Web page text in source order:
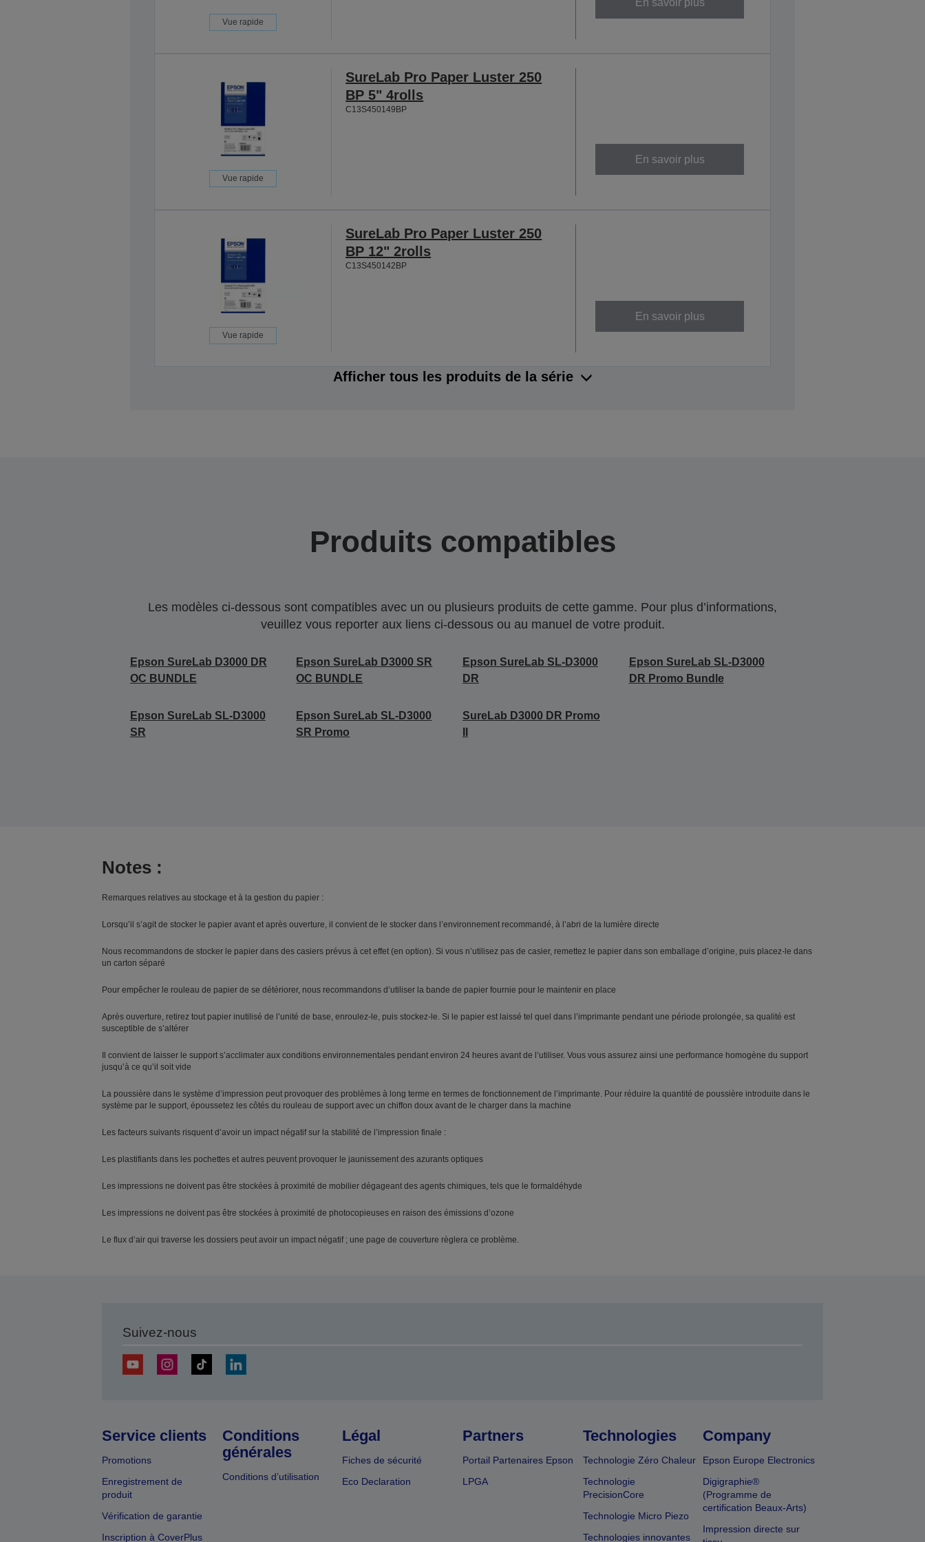
Vue rapide
En savoir plus
Vue rapide
SureLab Pro Paper Luster 250
BP 5" 4rolls
C13S450149BP
En savoir plus
Vue rapide
SureLab Pro Paper Luster 250
BP 12" 2rolls
C13S450142BP
En savoir plus
Afficher tous les produits de la série
Produits compatibles
Les modèles ci-dessous sont compatibles avec un ou plusieurs produits de cette gamme. Pour plus d’informations,
veuillez vous reporter aux liens ci-dessous ou au manuel de votre produit.
Epson SureLab D3000 DR
OC BUNDLE
Epson SureLab D3000 SR
OC BUNDLE
Epson SureLab SL-D3000
DR
Epson SureLab SL-D3000
DR Promo Bundle
Epson SureLab SL-D3000
SR
Epson SureLab SL-D3000
SR Promo
SureLab D3000 DR Promo
Notes :
Remarques relatives au stockage et à la gestion du papier :
Lorsqu’il s’agit de stocker le papier avant et après ouverture, il convient de le stocker dans l’environnement recommandé, à l’abri de la lumière directe
Nous recommandons de stocker le papier dans des casiers prévus à cet effet (en option). Si vous n’utilisez pas de casier, remettez le papier dans son emballage d’origine, puis placez-le dans
un carton séparé
Pour empêcher le rouleau de papier de se détériorer, nous recommandons d’utiliser la bande de papier fournie pour le maintenir en place
Après ouverture, retirez tout papier inutilisé de l’unité de base, enroulez-le, puis stockez-le. Si le papier est laissé tel quel dans l’imprimante pendant une période prolongée, sa qualité est
susceptible de s’altérer
Il convient de laisser le support s’acclimater aux conditions environnementales pendant environ 24 heures avant de l’utiliser. Vous vous assurez ainsi une performance homogène du support
jusqu’à ce qu’il soit vide
La poussière dans le système d’impression peut provoquer des problèmes à long terme en termes de fonctionnement de l’imprimante. Pour réduire la quantité de poussière introduite dans le
système par le support, époussetez les côtés du rouleau de support avec un chiffon doux avant de le charger dans la machine
Les facteurs suivants risquent d’avoir un impact négatif sur la stabilité de l’impression finale :
Les plastifiants dans les pochettes et autres peuvent provoquer le jaunissement des azurants optiques
Les impressions ne doivent pas être stockées à proximité de mobilier dégageant des agents chimiques, tels que le formaldéhyde
Les impressions ne doivent pas être stockées à proximité de photocopieuses en raison des émissions d’ozone
Le flux d’air qui traverse les dossiers peut avoir un impact négatif ; une page de couverture règlera ce problème.
Suivez-nous
Service clients
Promotions
Enregistrement de
produit
Vérification de garantie
Inscription à CoverPlus
Conditions
générales
Conditions d’utilisation
Légal
Fiches de sécurité
Eco Declaration
Partners
Portail Partenaires Epson
LPGA
Technologies
Technologie Zéro Chaleur
Technologie
PrecisionCore
Technologie Micro Piezo
Technologies innovantes
Company
Epson Europe Electronics
Digigraphie®
(Programme de
certification Beaux-Arts)
Impression directe sur